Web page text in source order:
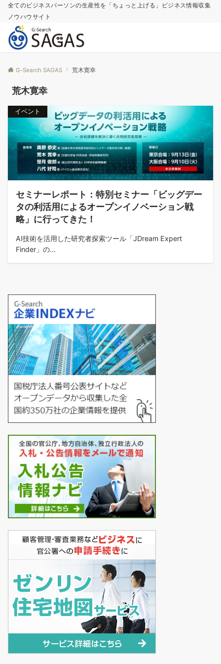
全てのビジネスパーソンの生産性を「ちょっと上げる」ビジネス情報収集
ノウハウサイト
G-Search SAGAS 荒木寛幸
荒木寛幸
イベント
セミナーレポート：特別セミナー「ビッグデー
タの利活用によるオープンイノベーション戦
略」に行ってきた！
AI技術を活用した研究者探索ツール「JDream Expert
Finder」の...